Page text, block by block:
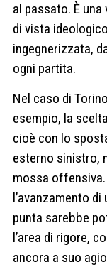
al passato. È
di vista
ingegnerizzata,
ogni partita.
Nel caso di
esempio, la
cioè con lo
esterno sinistro,
mossa
l’avanzamento
punta sarebbe
l’area di rigore,
ancora a suo